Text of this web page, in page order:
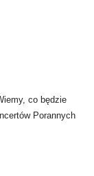
co będzie
Porannych